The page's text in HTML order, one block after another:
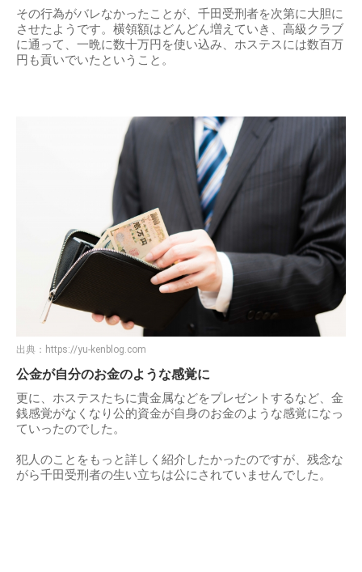
その行為がバレなかったことが、千田受刑者を次第に大胆に
させたようです。横領額はどんどん増えていき、高級クラブ
に通って、一晩に数十万円を使い込み、ホステスには数百万
円も貢いでいたということ。
出典： https://yu-kenblog.com
公金が自分のお金のような感覚に
更に、ホステスたちに貴金属などをプレゼントするなど、金
銭感覚がなくなり公的資金が自身のお金のような感覚になっ
ていったのでした。
犯人のことをもっと詳しく紹介したかったのですが、残念な
がら千田受刑者の生い立ちは公にされていませんでした。